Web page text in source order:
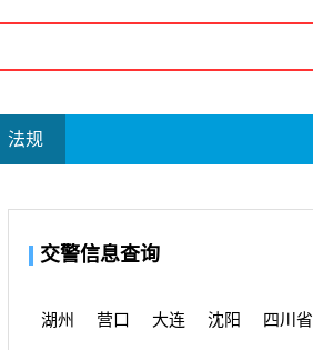
法规
交警信息查询
湖州 营口 大连 沈阳 四川省